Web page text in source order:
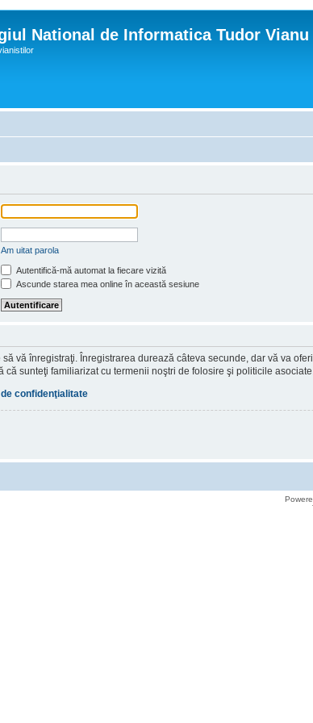
National de Informatica Tudor Vianu
Am uitat parola
Autentifică-mă automat la fiecare vizită
Ascunde starea mea online în această sesiune
vă înregistraţi. Înregistrarea durează câteva secunde, dar vă va
că sunteţi familiarizat cu termenii noştri de folosire şi politicile
confidenţialitate